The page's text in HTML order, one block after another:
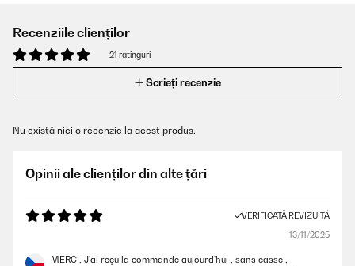
Recenziile clienților
21 ratinguri
Scrieți recenzie
Nu există nici o recenzie la acest produs.
Opinii ale clienților din alte țări
VERIFICATĂ REVIZUITĂ
13/11/2025
MERCI, J'ai reçu la commande aujourd'hui , sans casse ,